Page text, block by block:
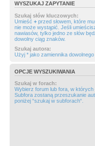
WYSZUKAJ ZAPYTANIE
Szukaj słów kluczowych:
Umieść + przed słowem, które
nie może wystąpić. Jeśli
nawiasów, tylko jedno ze słów
dowolny ciąg znaków.
Szukaj autora:
Użyj * jako zamiennika dowolnego
OPCJE WYSZUKIWANIA
Szukaj w forach:
Wybierz forum lub fora, w
Subfora zostaną przeszukanie
poniżej “szukaj w subforach“.